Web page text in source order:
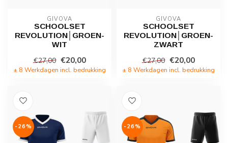
GIVOVA
SCHOOLSET
REVOLUTION│GROEN-
WIT
€27,00 €20,00
± 8 Werkdagen incl. bedrukking
GIVOVA
SCHOOLSET
REVOLUTION│GROEN-
ZWART
€27,00 €20,00
± 8 Werkdagen incl. bedrukking
-26% -26%